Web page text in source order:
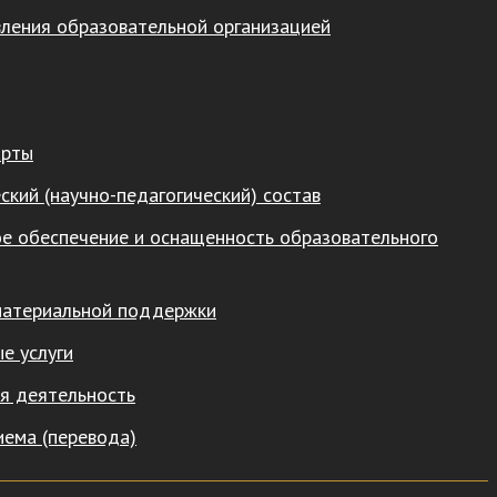
образовательной организацией
(научно-педагогический) состав
обеспечение и оснащенность образовательного
поддержки
услуги
деятельность
(перевода)